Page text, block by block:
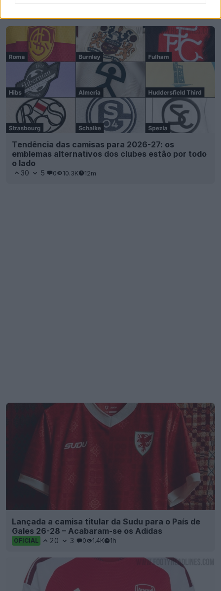
Tendência das camisas para 2026-27: os
emblemas alternativos dos clubes estão por todo
o lado
30 5 0 10.3K 12m
Lançada a camisa titular da Sudu para o País de
Gales 26-28 – Acabaram-se os Adidas
OFICIAL 20 3 0 1.4K 1h